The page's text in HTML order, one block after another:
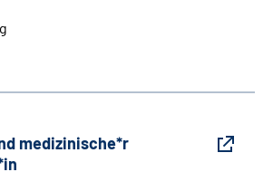
medizinische*r